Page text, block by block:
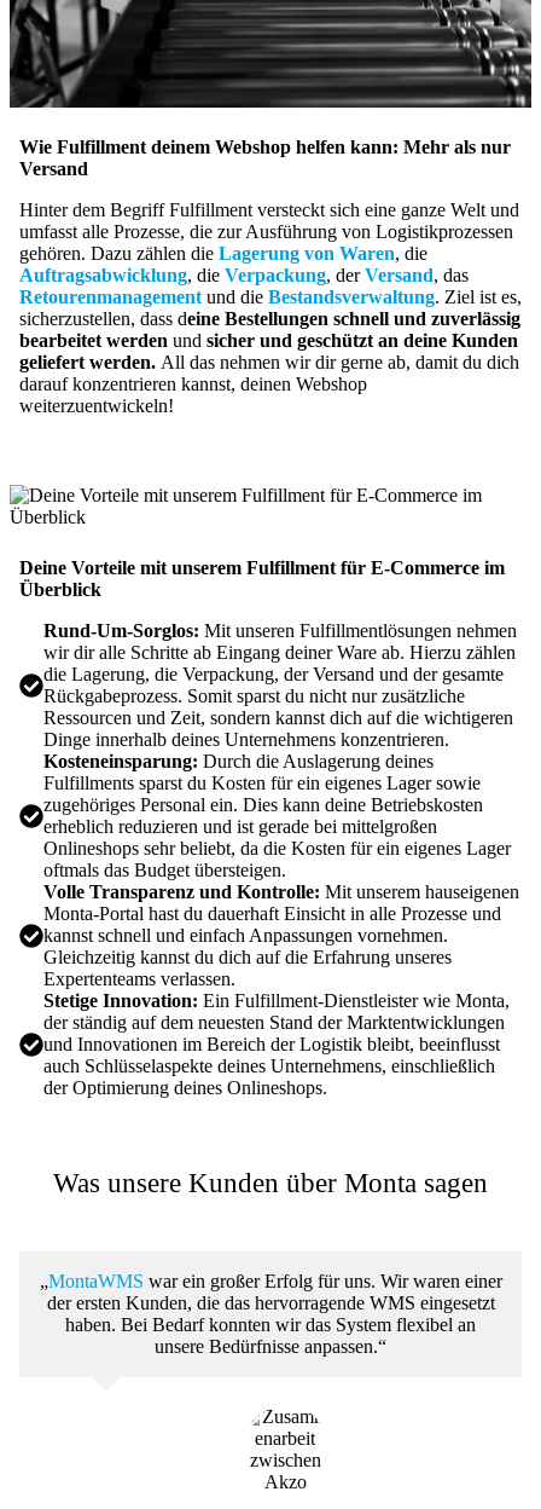
Wie Fulfillment deinem Webshop helfen kann: Mehr als nur
Versand
Hinter dem Begriff Fulfillment versteckt sich eine ganze Welt und
umfasst alle Prozesse, die zur Ausführung von Logistikprozessen
gehören. Dazu zählen die Lagerung von Waren, die
Auftragsabwicklung, die Verpackung, derVersand, das
Retourenmanagement und die Bestandsverwaltung. Ziel ist es,
sicherzustellen, dass deine Bestellungen schnell und zuverlässig
bearbeitet werden und sicher und geschützt an deine Kunden
geliefert werden. All das nehmen wir dir gerne ab, damit du dich
darauf konzentrieren kannst, deinen Webshop
weiterzuentwickeln!
Deine Vorteile mit unserem Fulfillment für E-Commerce im
Überblick
Rund-Um-Sorglos: Mit unseren Fulfillmentlösungen nehmen
wir dir alle Schritte ab Eingang deiner Ware ab. Hierzu zählen
die Lagerung, die Verpackung, der Versand und der gesamte
Rückgabeprozess. Somit sparst du nicht nur zusätzliche
Ressourcen und Zeit, sondern kannst dich auf die wichtigeren
Dinge innerhalb deines Unternehmens konzentrieren.
Kosteneinsparung: Durch die Auslagerung deines
Fulfillments sparst du Kosten für ein eigenes Lager sowie
zugehöriges Personal ein. Dies kann deine Betriebskosten
erheblich reduzieren und ist gerade bei mittelgroßen
Onlineshops sehr beliebt, da die Kosten für ein eigenes Lager
oftmals das Budget übersteigen.
Volle Transparenz und Kontrolle: Mit unserem hauseigenen
Monta-Portal hast du dauerhaft Einsicht in alle Prozesse und
kannst schnell und einfach Anpassungen vornehmen.
Gleichzeitig kannst du dich auf die Erfahrung unseres
Expertenteams verlassen.
Stetige Innovation: Ein Fulfillment-Dienstleister wie Monta,
der ständig auf dem neuesten Stand der Marktentwicklungen
und Innovationen im Bereich der Logistik bleibt, beeinflusst
auch Schlüsselaspekte deines Unternehmens, einschließlich
der Optimierung deines Onlineshops.
Was unsere Kunden über Monta sagen
„MontaWMS war ein großer Erfolg für uns. Wir waren einer
der ersten Kunden, die das hervorragende WMS eingesetzt
haben. Bei Bedarf konnten wir das System flexibel an
unsere Bedürfnisse anpassen.“